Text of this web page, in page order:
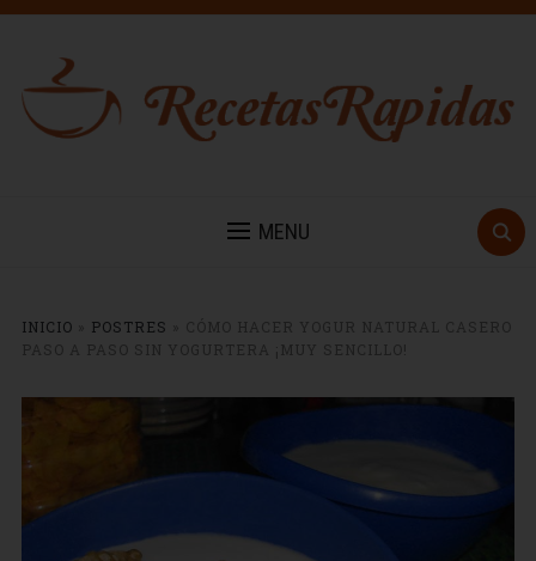
MENU
INICIO POSTRES